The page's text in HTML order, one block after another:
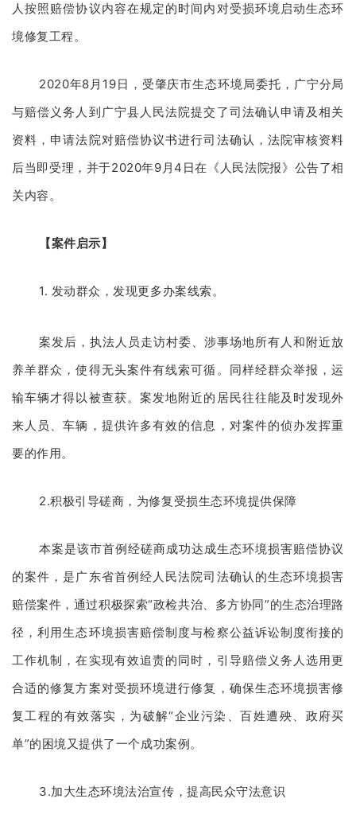
人按照赔偿协议内容在规定的时间内对受损环境启动生态环
境修复工程。
2020年8月19日，受肇庆市生态环境局委托，广宁分局
与赔偿义务人到广宁县人民法院提交了司法确认申请及相关
资料，申请法院对赔偿协议书进行司法确认，法院审核资料
后当即受理，并于2020年9月4日在《人民法院报》公告了相
关内容。
【案件启示】
1. 发动群众，发现更多办案线索。
案发后，执法人员走访村委、涉事场地所有人和附近放
养羊群众，使得无头案件有线索可循。同样经群众举报，运
输车辆才得以被查获。案发地附近的居民往往能及时发现外
来人员、车辆，提供许多有效的信息，对案件的侦办发挥重
要的作用。
2.积极引导磋商，为修复受损生态环境提供保障
本案是该市首例经磋商成功达成生态环境损害赔偿协议
的案件，是广东省首例经人民法院司法确认的生态环境损害
赔偿案件，通过积极探索“政检共治、多方协同”的生态治理路
径，利用生态环境损害赔偿制度与检察公益诉讼制度衔接的
工作机制，在实现有效追责的同时，引导赔偿义务人选用更
合适的修复方案对受损环境进行修复，确保生态环境损害修
复工程的有效落实，为破解“企业污染、百姓遭殃、政府买
单”的困境又提供了一个成功案例。
3.加大生态环境法治宣传，提高民众守法意识